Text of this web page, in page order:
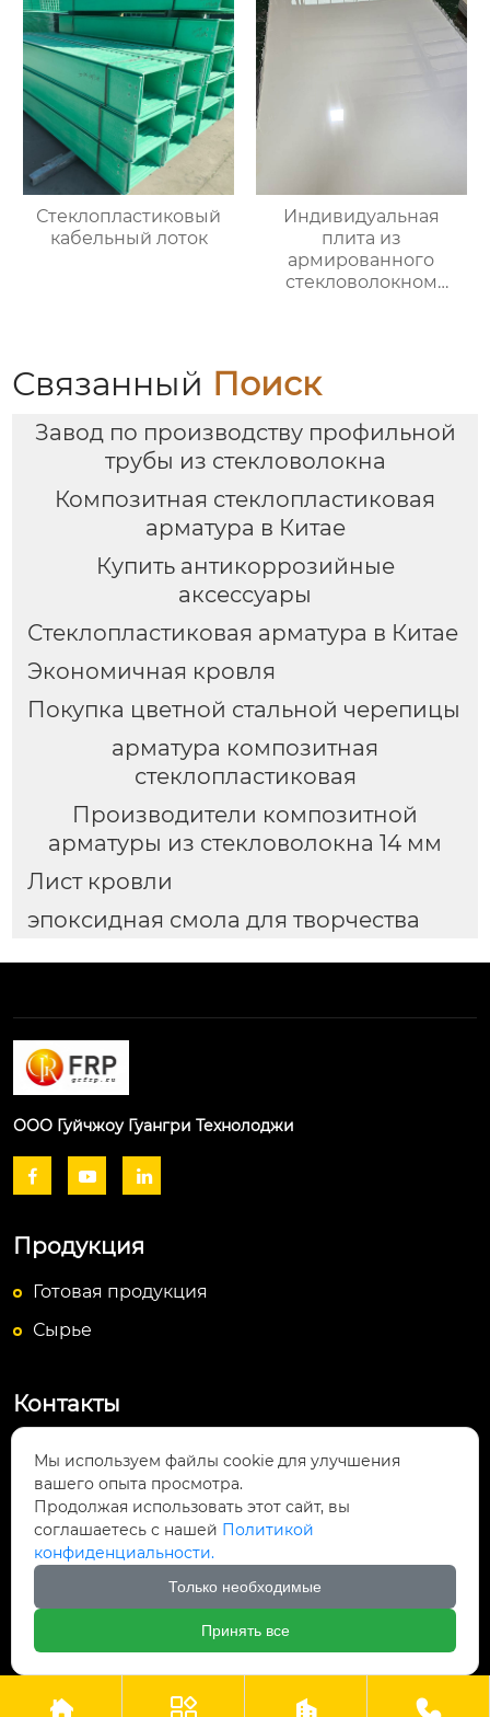
Стеклопластиковый
кабельный лоток
Индивидуальная
плита из
армированного
стекловолокном
Связанный Поиск
Завод по производству профильной
трубы из стекловолокна
Композитная стеклопластиковая
арматура в Китае
Купить антикоррозийные
аксессуары
Стеклопластиковая арматура в Китае
Экономичная кровля
Покупка цветной стальной черепицы
арматура композитная
стеклопластиковая
Производители композитной
арматуры из стекловолокна 14 мм
Лист кровли
эпоксидная смола для творчества
ООО Гуйчжоу Гуангри Технолоджи
  
Продукция
Готовая продукция
Сырье
Контакты

Посёлок Байюньшань, уезд Чаншунь,
провинция Гуйчжоу
info@lightsunfrp.com

＋8615089178426
   
Мы используем файлы cookie для улучшения
вашего опыта просмотра.
Продолжая использовать этот сайт, вы
соглашаетесь с нашей Политикой
конфиденциальности.
Только необходимые
Принять все